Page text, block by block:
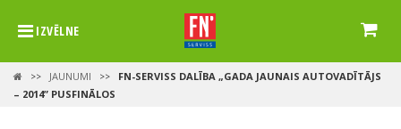
IZVĒLNE
>> JAUNUMI >>
FN-SERVISS DALĪBA „GADA JAUNAIS AUTOVADĪTĀJS
– 2014” PUSFINĀLOS